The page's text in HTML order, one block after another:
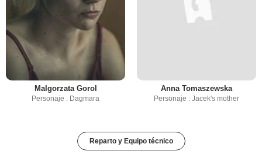
Malgorzata Gorol
Personaje : Dagmara
Anna Tomaszewska
Personaje : Jacek's mother
Reparto y Equipo técnico